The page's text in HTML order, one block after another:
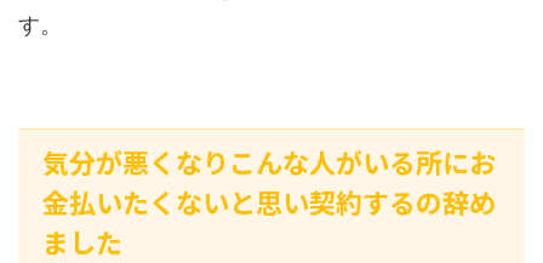
す。
気分が悪くなりこんな人がいる所にお
金払いたくないと思い契約するの辞め
ました